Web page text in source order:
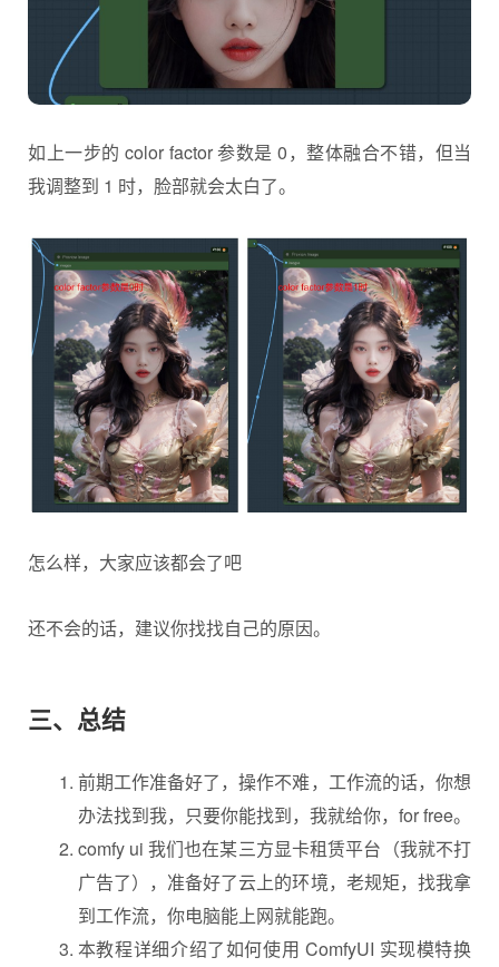
如上一步的 color factor 参数是 0，整体融合不错，但当
我调整到 1 时，脸部就会太白了。
怎么样，大家应该都会了吧
还不会的话，建议你找找自己的原因。
三、总结
前期工作准备好了，操作不难，工作流的话，你想
办法找到我，只要你能找到，我就给你，for free。
comfy ui 我们也在某三方显卡租赁平台（我就不打
广告了），准备好了云上的环境，老规矩，找我拿
到工作流，你电脑能上网就能跑。
本教程详细介绍了如何使用 ComfyUI 实现模特换